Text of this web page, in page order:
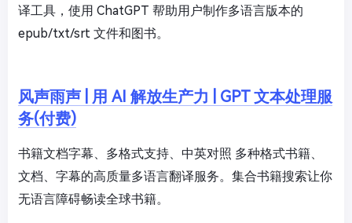
译工具，使用 ChatGPT 帮助用户制作多语言版本的
epub/txt/srt 文件和图书。
风声雨声 | 用 AI 解放生产力 | GPT 文本处理服
务(付费)
书籍文档字幕、多格式支持、中英对照 多种格式书籍、
文档、字幕的高质量多语言翻译服务。集合书籍搜索让你
无语言障碍畅读全球书籍。